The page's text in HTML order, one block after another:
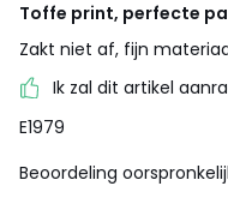
Toffe print, perfecte
Zakt niet af, fijn
Ik zal dit artikel
E1979
Beoordeling